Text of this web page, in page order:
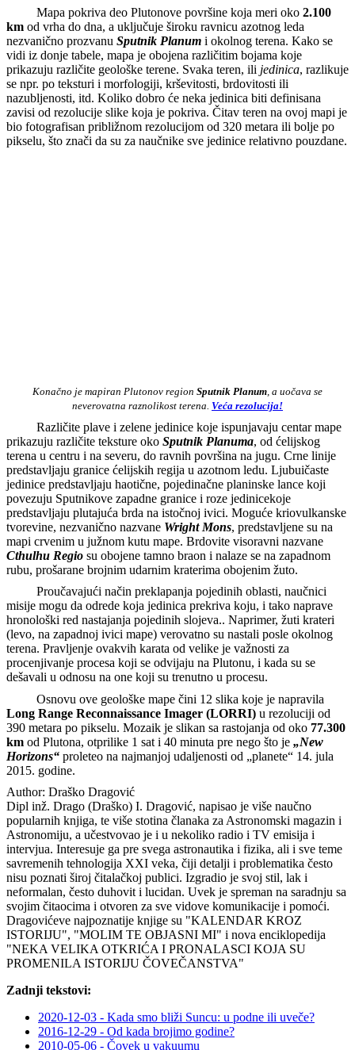
Mapa pokriva deo Plutonove površine koja meri oko 2.100
km od vrha do dna, a uključuje široku ravnicu azotnog leda
nezvanično prozvanu Sputnik Planum i okolnog terena. Kako se
vidi iz donje tabele, mapa je obojena različitim bojama koje
prikazuju različite geološke terene. Svaka teren, ili jedinica, razlikuje
se npr. po teksturi i morfologiji, krševitosti, brdovitosti ili
nazubljenosti, itd. Koliko dobro će neka jedinica biti definisana
zavisi od rezolucije slike koja je pokriva. Čitav teren na ovoj mapi je
bio fotografisan približnom rezolucijom od 320 metara ili bolje po
pikselu, što znači da su za naučnike sve jedinice relativno pouzdane.
Konačno je mapiran Plutonov region Sputnik Planum, a uočava se
neverovatna raznolikost terena. Veća rezolucija!
Različite plave i zelene jedinice koje ispunjavaju centar mape
prikazuju različite teksture oko Sputnik Planuma, od ćelijskog
terena u centru i na severu, do ravnih površina na jugu. Crne linije
predstavljaju granice ćelijskih regija u azotnom ledu. Ljubuičaste
jedinice predstavljaju haotične, pojedinačne planinske lance koji
povezuju Sputnikove zapadne granice i roze jedinicekoje
predstavljaju plutajuća brda na istočnoj ivici. Moguće kriovulkanske
tvorevine, nezvanično nazvane Wright Mons, predstavljene su na
mapi crvenim u južnom kutu mape. Brdovite visoravni nazvane
Cthulhu Regio su obojene tamno braon i nalaze se na zapadnom
rubu, prošarane brojnim udarnim kraterima obojenim žuto.
Proučavajući način preklapanja pojedinih oblasti, naučnici
misije mogu da odrede koja jedinica prekriva koju, i tako naprave
hronološki red nastajanja pojedinih slojeva.. Naprimer, žuti krateri
(levo, na zapadnoj ivici mape) verovatno su nastali posle okolnog
terena. Pravljenje ovakvih karata od velike je važnosti za
procenjivanje procesa koji se odvijaju na Plutonu, i kada su se
dešavali u odnosu na one koji su trenutno u procesu.
Osnovu ove geološke mape čini 12 slika koje je napravila
Long Range Reconnaissance Imager (LORRI) u rezoluciji od
390 metara po pikselu. Mozaik je slikan sa rastojanja od oko 77.300
km od Plutona, otprilike 1 sat i 40 minuta pre nego što je „New
Horizons“ proleteo na najmanjoj udaljenosti od „planete“ 14. jula
2015. godine.
Author: Draško Dragović
Dipl inž. Drago (Draško) I. Dragović, napisao je više naučno
popularnih knjiga, te više stotina članaka za Astronomski magazin i
Astronomiju, a učestvovao je i u nekoliko radio i TV emisija i
intervjua. Interesuje ga pre svega astronautika i fizika, ali i sve teme
savremenih tehnologija XXI veka, čiji detalji i problematika često
nisu poznati široj čitalačkoj publici. Izgradio je svoj stil, lak i
neformalan, često duhovit i lucidan. Uvek je spreman na saradnju sa
svojim čitaocima i otvoren za sve vidove komunikacije i pomoći.
Dragovićeve najpoznatije knjige su "KALENDAR KROZ
ISTORIJU", "MOLIM TE OBJASNI MI" i nova enciklopedija
"NEKA VELIKA OTKRIĆA I PRONALASCI KOJA SU
PROMENILA ISTORIJU ČOVEČANSTVA"
Zadnji tekstovi:
2020-12-03 - Kada smo bliži Suncu: u podne ili uveče?
2016-12-29 - Od kada brojimo godine?
2010-05-06 - Čovek u vakuumu